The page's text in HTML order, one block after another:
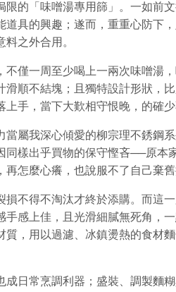
限的「味噌湯專用篩」。一如前
道具的興趣；遂而，重重心防下
之外合用。
僅一周至少喝上一兩次味噌湯
滑順不結塊；且獨特設計形狀，
手，當下大歎相守恨晚，的確少
當屬我深心傾愛的柳宗理不銹鋼
同樣出乎買物的保守慳吝──原本
怎麼心癢，也說服不了自己棄舊
損不得不淘汰才終於添購。而這
感上佳，且光滑細膩無死角，
質，用以過濾、冰鎮燙熱的食材
日常烹調利器；盛裝、調製麵